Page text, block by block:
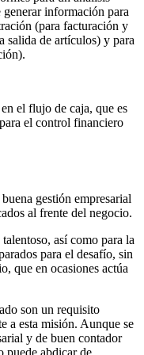
información para
(para facturación y
salida de artículos) y para
el flujo de caja, que es
el control financiero
gestión empresarial
al frente del negocio.
así como para la
para el desafío, sin
que en ocasiones actúa
son un requisito
a esta misión. Aunque se
y de buen contador
puede abdicar de